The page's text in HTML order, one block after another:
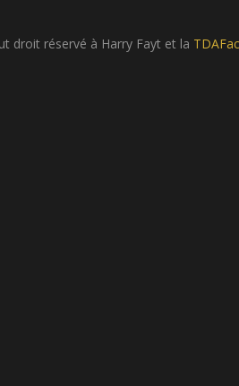
droit réservé à Harry Fayt et la